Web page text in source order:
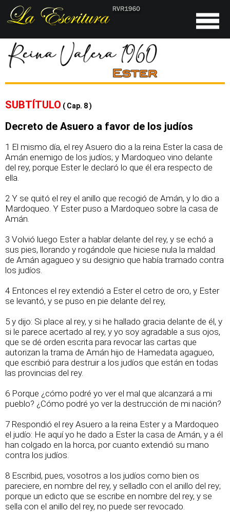
SUBTÍTULO ( Cap. 8 )
Decreto de Asuero a favor de los judíos
1 El mismo día, el rey Asuero dio a la reina Ester la casa de
Amán enemigo de los judíos; y Mardoqueo vino delante
del rey, porque Ester le declaró lo que él era respecto de
ella.
2 Y se quitó el rey el anillo que recogió de Amán, y lo dio a
Mardoqueo. Y Ester puso a Mardoqueo sobre la casa de
Amán.
3 Volvió luego Ester a hablar delante del rey, y se echó a
sus pies, llorando y rogándole que hiciese nula la maldad
de Amán agagueo y su designio que había tramado contra
los judíos.
4 Entonces el rey extendió a Ester el cetro de oro, y Ester
se levantó, y se puso en pie delante del rey,
5 y dijo: Si place al rey, y si he hallado gracia delante de él, y
si le parece acertado al rey, y yo soy agradable a sus ojos,
que se dé orden escrita para revocar las cartas que
autorizan la trama de Amán hijo de Hamedata agagueo,
que escribió para destruir a los judíos que están en todas
las provincias del rey.
6 Porque ¿cómo podré yo ver el mal que alcanzará a mi
pueblo? ¿Cómo podré yo ver la destrucción de mi nación?
7 Respondió el rey Asuero a la reina Ester y a Mardoqueo
el judío: He aquí yo he dado a Ester la casa de Amán, y a él
han colgado en la horca, por cuanto extendió su mano
contra los judíos.
8 Escribid, pues, vosotros a los judíos como bien os
pareciere, en nombre del rey, y selladlo con el anillo del rey;
porque un edicto que se escribe en nombre del rey, y se
sella con el anillo del rey, no puede ser revocado.